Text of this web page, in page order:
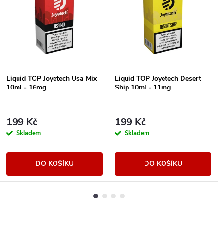
Liquid TOP Joyetech Usa Mix
10ml - 16mg
199 Kč
Skladem
DO KOŠÍKU
Liquid TOP Joyetech Desert
Ship 10ml - 11mg
199 Kč
Skladem
DO KOŠÍKU